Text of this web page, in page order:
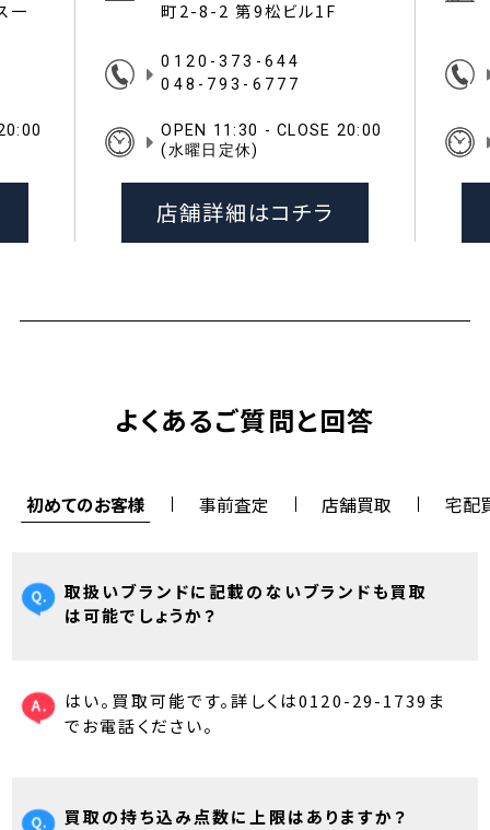
一
町2-8-2 第9松ビル1F
0120-373-644
048-793-6777
OPEN 11:30 - CLOSE 20:00
(水曜日定休)
店舗詳細はコチラ
よくあるご質問と回答
初めてのお客様 事前査定 店舗買取 宅配
取扱いブランドに記載のないブランドも買取
は可能でしょうか？
はい。買取可能です。詳しくは0120-29-1739ま
でお電話ください。
買取の持ち込み点数に上限はありますか？